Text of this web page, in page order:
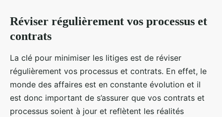
Réviser régulièrement vos processus et
contrats
La clé pour minimiser les litiges est de réviser
régulièrement vos processus et contrats. En effet, le
monde des affaires est en constante évolution et il
est donc important de s’assurer que vos contrats et
processus soient à jour et reflètent les réalités